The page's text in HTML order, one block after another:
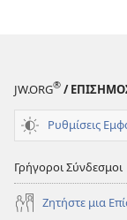
JW.ORG® /
Ρυθμίσεις
Γρήγοροι Σύνδεσμοι
Ζητήστε μια